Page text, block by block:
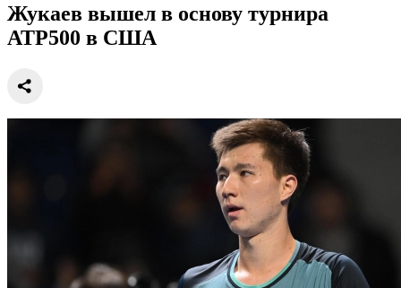
Жукаев вышел в основу турнира
АТР500 в США